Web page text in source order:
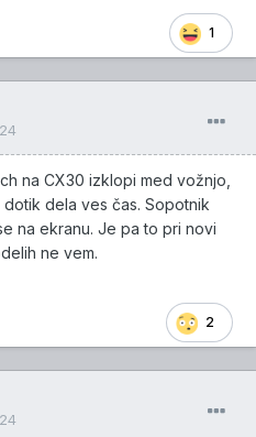
1
na CX30 izklopi med vožnjo,
dela ves čas. Sopotnik
na ekranu. Je pa to pri novi
ne vem.
2